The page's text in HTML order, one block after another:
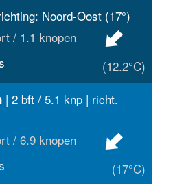
Noord-Oost (17°)
/ 1.1 knopen
(12.2°C)
| 2 bft / 5.1 knp | richt.
/ 6.9 knopen
(17°C)